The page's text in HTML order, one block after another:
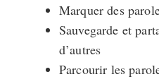
Marquer des
Sauvegarde et
d’autres
Parcourir les